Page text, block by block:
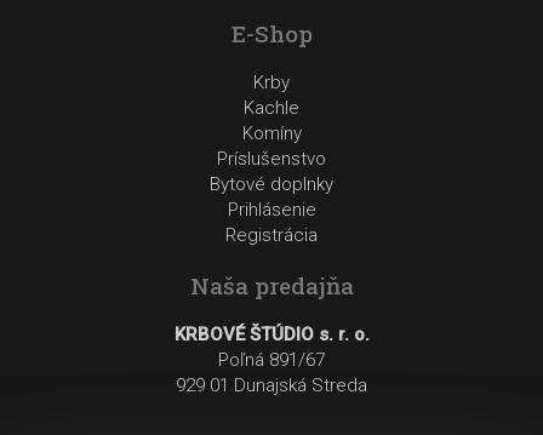
E-Shop
Krby
Kachle
Komíny
Príslušenstvo
Bytové doplnky
Prihlásenie
Registrácia
Naša predajňa
KRBOVÉ ŠTÚDIO s. r. o.
Poľná 891/67
929 01 Dunajská Streda